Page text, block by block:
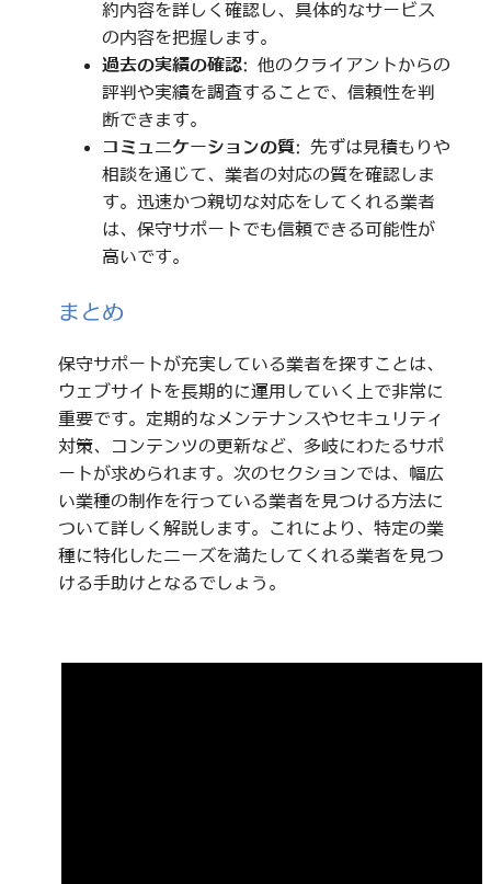
約内容を詳しく確認し、具体的なサービス
の内容を把握します。
過去の実績の確認: 他のクライアントからの
評判や実績を調査することで、信頼性を判
断できます。
コミュニケーションの質: 先ずは見積もりや
相談を通じて、業者の対応の質を確認しま
す。迅速かつ親切な対応をしてくれる業者
は、保守サポートでも信頼できる可能性が
高いです。
まとめ
保守サポートが充実している業者を探すことは、
ウェブサイトを長期的に運用していく上で非常に
重要です。定期的なメンテナンスやセキュリティ
対策、コンテンツの更新など、多岐にわたるサポ
ートが求められます。次のセクションでは、幅広
い業種の制作を行っている業者を見つける方法に
ついて詳しく解説します。これにより、特定の業
種に特化したニーズを満たしてくれる業者を見つ
ける手助けとなるでしょう。